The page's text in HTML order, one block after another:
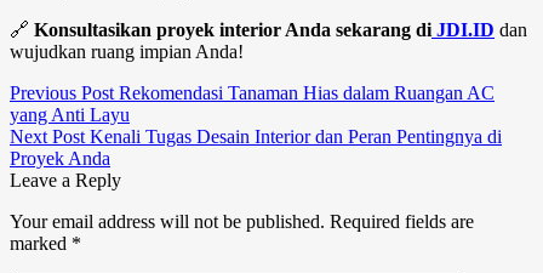
🔗 Konsultasikan proyek interior Anda sekarang di JDI.ID dan
wujudkan ruang impian Anda!
Previous Post Rekomendasi Tanaman Hias dalam Ruangan AC
yang Anti Layu
Next Post Kenali Tugas Desain Interior dan Peran Pentingnya di
Proyek Anda
Leave a Reply
Your email address will not be published. Required fields are
marked *